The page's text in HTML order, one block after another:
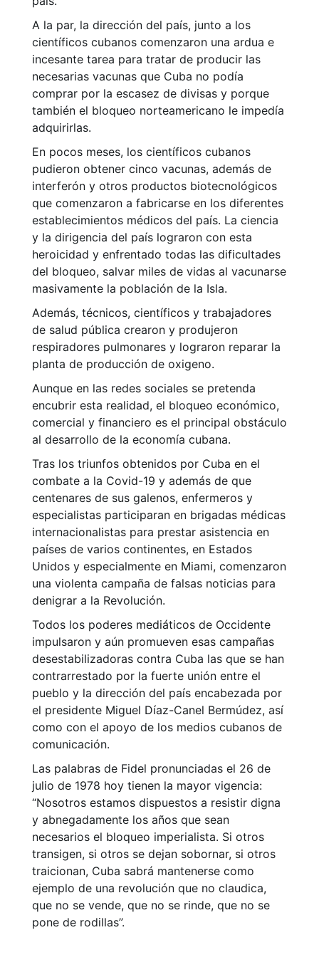
A la par, la dirección del país, junto a los
científicos cubanos comenzaron una ardua e
incesante tarea para tratar de producir las
necesarias vacunas que Cuba no podía
comprar por la escasez de divisas y porque
también el bloqueo norteamericano le impedía
adquirirlas.
En pocos meses, los científicos cubanos
pudieron obtener cinco vacunas, además de
interferón y otros productos biotecnológicos
que comenzaron a fabricarse en los diferentes
establecimientos médicos del país. La ciencia
y la dirigencia del país lograron con esta
heroicidad y enfrentado todas las dificultades
del bloqueo, salvar miles de vidas al vacunarse
masivamente la población de la Isla.
Además, técnicos, científicos y trabajadores
de salud pública crearon y produjeron
respiradores pulmonares y lograron reparar la
planta de producción de oxigeno.
Aunque en las redes sociales se pretenda
encubrir esta realidad, el bloqueo económico,
comercial y financiero es el principal obstáculo
al desarrollo de la economía cubana.
Tras los triunfos obtenidos por Cuba en el
combate a la Covid-19 y además de que
centenares de sus galenos, enfermeros y
especialistas participaran en brigadas médicas
internacionalistas para prestar asistencia en
países de varios continentes, en Estados
Unidos y especialmente en Miami, comenzaron
una violenta campaña de falsas noticias para
denigrar a la Revolución.
Todos los poderes mediáticos de Occidente
impulsaron y aún promueven esas campañas
desestabilizadoras contra Cuba las que se han
contrarrestado por la fuerte unión entre el
pueblo y la dirección del país encabezada por
el presidente Miguel Díaz-Canel Bermúdez, así
como con el apoyo de los medios cubanos de
comunicación.
Las palabras de Fidel pronunciadas el 26 de
julio de 1978 hoy tienen la mayor vigencia:
“Nosotros estamos dispuestos a resistir digna
y abnegadamente los años que sean
necesarios el bloqueo imperialista. Si otros
transigen, si otros se dejan sobornar, si otros
traicionan, Cuba sabrá mantenerse como
ejemplo de una revolución que no claudica,
que no se vende, que no se rinde, que no se
pone de rodillas”.